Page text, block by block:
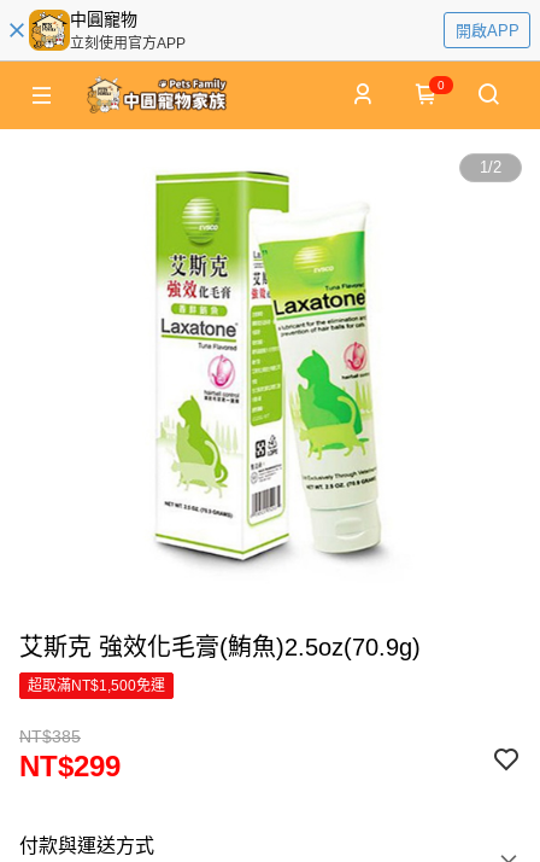
中圓寵物
立刻使用官方APP
開啟APP
0
1/2
艾斯克 強效化毛膏(鮪魚)2.5oz(70.9g)
超取滿NT$1,500免運
NT$385
NT$299
付款與運送方式